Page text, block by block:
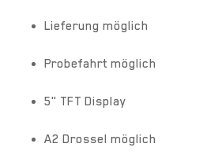
Lieferung möglich
Probefahrt möglich
5" TFT Display
A2 Drossel möglich